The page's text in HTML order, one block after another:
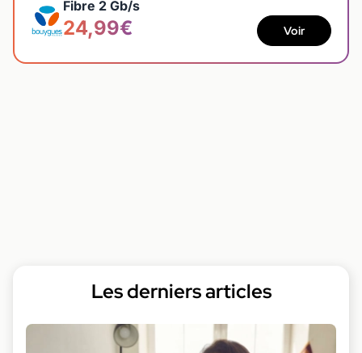
Fibre 2 Gb/s
24,99€ Voir
Les derniers articles